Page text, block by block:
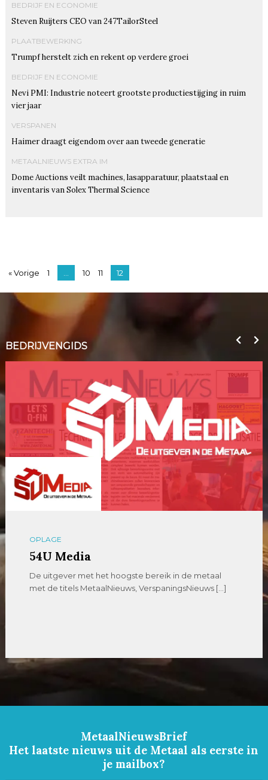
BEDRIJF EN ECONOMIE
Steven Ruijters CEO van 247TailorSteel
PLAATBEWERKING
Trumpf herstelt zich en rekent op verdere groei
BEDRIJF EN ECONOMIE
Nevi PMI: Industrie noteert grootste productiestijging in ruim
vier jaar
VERSPANEN
Haimer draagt eigendom over aan tweede generatie
METAALNIEUWS EXTRA IM
Dome Auctions veilt machines, lasapparatuur, plaatstaal en
inventaris van Solex Thermal Science
« Vorige 1 … 10 11 12
BEDRIJVENGIDS
OPLAGE
54U Media
De uitgever met het hoogste bereik in de metaal
met de titels MetaalNieuws, VerspaningsNieuws […]
MetaalNieuwsBrief
Het laatste nieuws uit de Metaal als eerste in
je mailbox?